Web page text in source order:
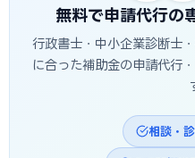
無料で申請代行の
行政書士・中小企業診断士
に合った補助金の申請代行
相談・